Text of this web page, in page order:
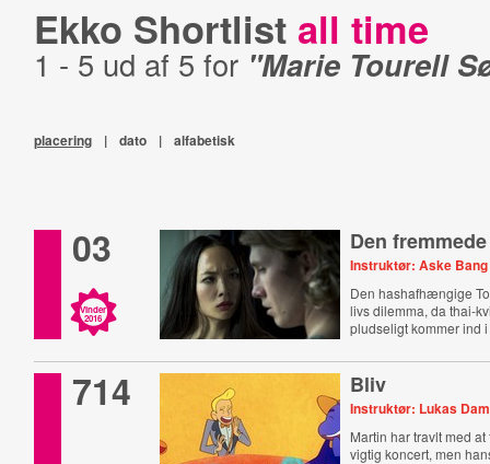
Ekko Shortlist all time
1 - 5 ud af 5 for "Marie Tourell
placering | dato | alfabetisk
03
Vinder
2016
Den fremmede
Instruktør: Aske Bang
Den hashafhængige
livs dilemma, da thai-
pludseligt kommer ind
714 Bliv
Instruktør: Lukas
Martin har travlt med
vigtig koncert, men